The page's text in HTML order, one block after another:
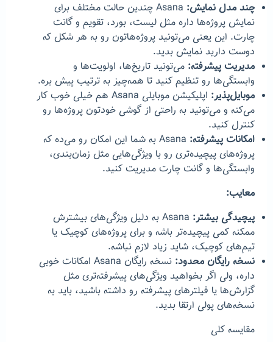
چند مدل نمایش:
Asana چندین حالت مختلف برای
نمایش پروژه‌ها داره مثل لیست، بورد، تقویم و گانت
چارت. این یعنی می‌تونید پروژه‌هاتون رو به هر شکل که
دوست دارید نمایش بدید.
مدیریت پیشرفته: می‌تونید تاریخ‌ها، اولویت‌ها و
وابستگی‌ها رو تنظیم کنید تا همه‌چیز به ترتیب پیش بره.
موبایل‌پذیر:
اپلیکیشن موبایلی Asana هم خیلی خوب کار
می‌کنه و می‌تونید به راحتی از گوشی خودتون پروژه‌ها رو
کنترل کنید.
امکانات پیشرفته:
Asana به شما این امکان رو می‌ده که
پروژه‌های پیچیده‌تری رو با ویژگی‌هایی مثل زمان‌بندی،
وابستگی‌ها و گانت چارت مدیریت کنید.
معایب:
پیچیدگی بیشتر:
Asana به دلیل ویژگی‌های بیشترش
ممکنه کمی پیچیده‌تر باشه و برای پروژه‌های کوچیک یا
تیم‌های کوچیک، شاید زیاد لازم نباشه.
نسخه رایگان محدود:
نسخه رایگان Asana امکانات خوبی
داره، ولی اگر بخواهید ویژگی‌های پیشرفته‌تری مثل
گزارش‌ها یا فیلترهای پیشرفته رو داشته باشید، باید به
نسخه‌های پولی ارتقا بدید.
مقایسه کلی